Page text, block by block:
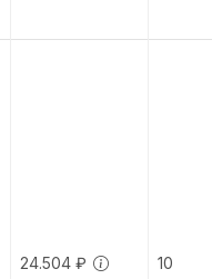
24.504 ₽ 10